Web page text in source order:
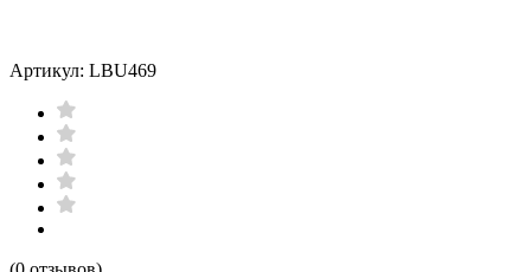
Артикул: LBU469